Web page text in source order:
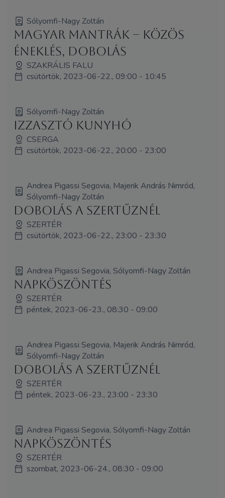
Sólyomfi-Nagy Zoltán
Magyar Mantrák – közös
éneklés, dobolás
SZAKRÁLIS FALU
csütörtök, 2023-06-22., 09:00 - 10:45
Sólyomfi-Nagy Zoltán
Izzasztó kunyhó
CSERGA
csütörtök, 2023-06-22., 20:00 - 23:00
Andrea Pigassi Segovia, Majerik András Nimród,
Sólyomfi-Nagy Zoltán
Dobolás a Szertűznél
SZERTÉR
csütörtök, 2023-06-22., 23:00 - 23:30
Andrea Pigassi Segovia, Sólyomfi-Nagy Zoltán
Napköszöntés
SZERTÉR
péntek, 2023-06-23., 08:30 - 09:00
Andrea Pigassi Segovia, Majerik András Nimród,
Sólyomfi-Nagy Zoltán
Dobolás a Szertűznél
SZERTÉR
péntek, 2023-06-23., 23:00 - 23:30
Andrea Pigassi Segovia, Sólyomfi-Nagy Zoltán
Napköszöntés
SZERTÉR
szombat, 2023-06-24., 08:30 - 09:00